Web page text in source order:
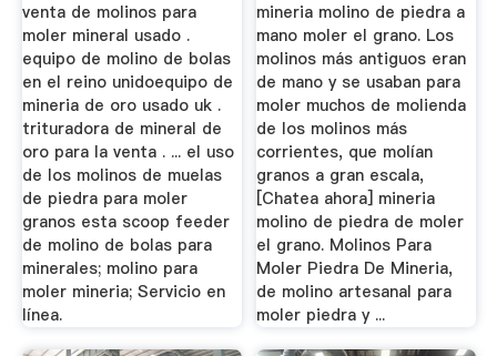
venta de molinos para
moler mineral usado .
equipo de molino de bolas
en el reino unidoequipo de
mineria de oro usado uk .
trituradora de mineral de
oro para la venta . ... el uso
de los molinos de muelas
de piedra para moler
granos esta scoop feeder
de molino de bolas para
minerales; molino para
moler mineria; Servicio en
línea.
mineria molino de piedra a
mano moler el grano. Los
molinos más antiguos eran
de mano y se usaban para
moler muchos de molienda
de los molinos más
corrientes, que molían
granos a gran escala,
[Chatea ahora] mineria
molino de piedra de moler
el grano. Molinos Para
Moler Piedra De Mineria,
de molino artesanal para
moler piedra y ...